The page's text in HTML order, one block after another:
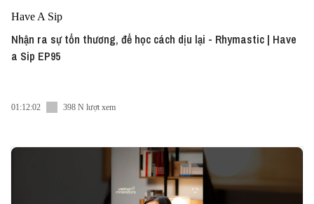
Have A Sip
Nhận ra sự tổn thương, để học cách dịu lại - Rhymastic | Have
a Sip EP95
01:12:02 398 N lượt xem